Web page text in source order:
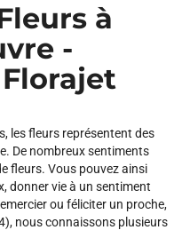
à
-
les fleurs représentent des
De nombreux sentiments
fleurs. Vous pouvez ainsi
donner vie à un sentiment
ou féliciter un proche,
nous connaissons plusieurs